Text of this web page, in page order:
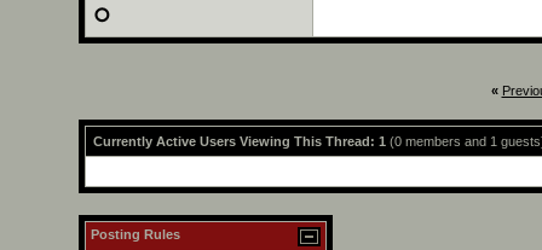
«
Currently Active Users Viewing This Thread: 1 (0 members and 1
Posting Rules